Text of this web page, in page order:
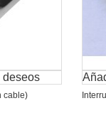
deseos
cable)